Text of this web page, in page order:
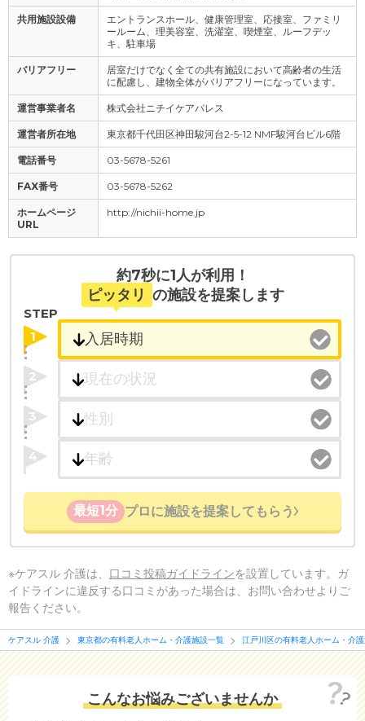
共用施設設備
エントランスホール、健康管理室、応接室、ファミリ
ールーム、理美容室、洗濯室、喫煙室、ルーフデッ
キ、駐車場
バリアフリー
居室だけでなく全ての共有施設において高齢者の生活
に配慮し、建物全体がバリアフリーになっています。
運営事業者名 株式会社ニチイケアパレス
運営者所在地 東京都千代田区神田駿河台2-5-12 NMF駿河台ビル6階
電話番号 03-5678-5261
FAX番号 03-5678-5262
ホームページ
URL
http://nichii-home.jp
約7秒に1人が利用！
ピッタリ の施設を提案します
STEP
1
2
3
4
最短1分 プロに施設を提案してもらう
※ケアスル 介護は、 口コミ投稿ガイドラインを設置しています。ガ
イドラインに違反する口コミがあった場合は、お問い合わせよりご
報告ください。
ケアスル 介護 東京都の有料老人ホーム・介護施設一覧 江戸川区の有料老人ホーム・介
こんなお悩みございませんか